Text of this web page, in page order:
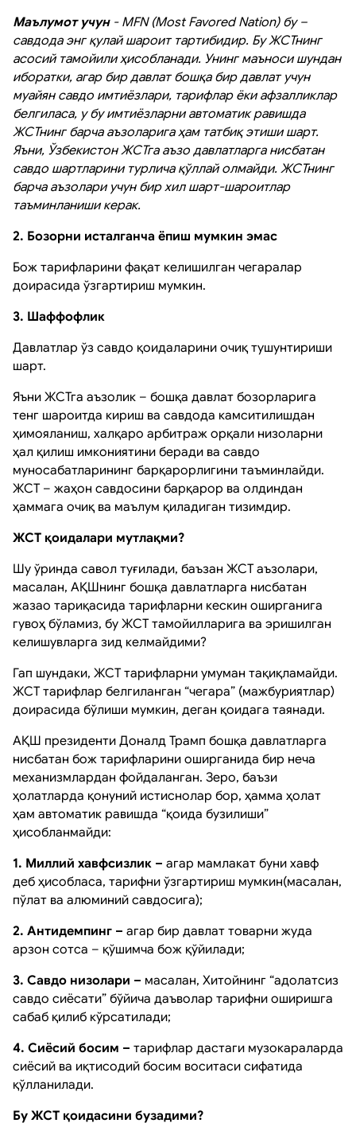
Маълумот учун- MFN (Most Favored Nation) бу –
савдода энг қулай шароит тартибидир. Бу ЖСТнинг
асосий тамойили ҳисобланади. Унинг маъноси шундан
иборатки, агар бир давлат бошқа бир давлат учун
муайян савдо имтиёзлари, тарифлар ёки афзалликлар
белгиласа, у бу имтиёзларни автоматик равишда
ЖСТнинг барча аъзоларига ҳам татбиқ этиши шарт.
Яъни, Ўзбекистон ЖСТга аъзо давлатларга нисбатан
савдо шартларини турлича қўллай олмайди. ЖСТнинг
барча аъзолари учун бир хил шарт-шароитлар
таъминланиши керак.
2. Бозорни исталганча ёпиш мумкин эмас
Бож тарифларини фақат келишилган чегаралар
доирасида ўзгартириш мумкин.
3. Шаффофлик
Давлатлар ўз савдо қоидаларини очиқ тушунтириши
шарт.
Яъни ЖСТга аъзолик – бошқа давлат бозорларига
тенг шароитда кириш ва савдода камситилишдан
ҳимояланиш, халқаро арбитраж орқали низоларни
ҳал қилиш имкониятини беради ва савдо
муносабатларининг барқарорлигини таъминлайди.
ЖСТ – жаҳон савдосини барқарор ва олдиндан
ҳаммага очиқ ва маълум қиладиган тизимдир.
ЖСТ қоидалари мутлақми?
Шу ўринда савол туғилади, баъзан ЖСТ аъзолари,
масалан, АҚШнинг бошқа давлатларга нисбатан
жазао тариқасида тарифларни кескин оширганига
гувоҳ бўламиз, бу ЖСТ тамойилларига ва эришилган
келишувларга зид келмайдими?
Гап шундаки, ЖСТ тарифларни умуман тақиқламайди.
ЖСТ тарифлар белгиланган “чегара” (мажбуриятлар)
доирасида бўлиши мумкин, деган қоидага таянади.
АҚШ президенти Доналд Трамп бошқа давлатларга
нисбатан бож тарифларини оширганида бир неча
механизмлардан фойдаланган. Зеро, баъзи
ҳолатларда қонуний истиснолар бор, ҳамма ҳолат
ҳам автоматик равишда “қоида бузилиши”
ҳисобланмайди:
1. Миллий хавфсизлик – агар мамлакат буни хавф
деб ҳисобласа, тарифни ўзгартириш мумкин(масалан,
пўлат ва алюминий савдосига);
2. Антидемпинг – агар бир давлат товарни жуда
арзон сотса – қўшимча бож қўйилади;
3. Савдо низолари – масалан, Хитойнинг “адолатсиз
савдо сиёсати” бўйича даъволар тарифни оширишга
сабаб қилиб кўрсатилади;
4. Сиёсий босим – тарифлар дастаги музокараларда
сиёсий ва иқтисодий босим воситаси сифатида
қўлланилади.
Бу ЖСТ қоидасини бузадими?